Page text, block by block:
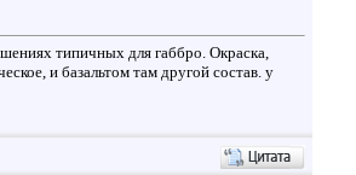
типичных для габбро. Окраска,
и базальтом там другой состав. у